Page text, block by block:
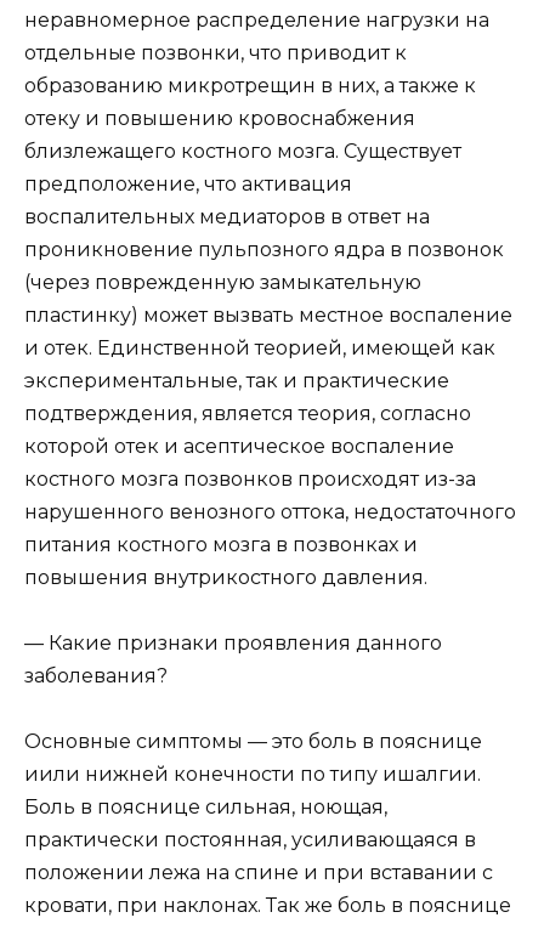
неравномерное распределение нагрузки на
отдельные позвонки, что приводит к
образованию микротрещин в них, а также к
отеку и повышению кровоснабжения
близлежащего костного мозга. Существует
предположение, что активация
воспалительных медиаторов в ответ на
проникновение пульпозного ядра в позвонок
(через поврежденную замыкательную
пластинку) может вызвать местное воспаление
и отек. Единственной теорией, имеющей как
экспериментальные, так и практические
подтверждения, является теория, согласно
которой отек и асептическое воспаление
костного мозга позвонков происходят из-за
нарушенного венозного оттока, недостаточного
питания костного мозга в позвонках и
повышения внутрикостного давления.
— Какие признаки проявления данного
заболевания?
Основные симптомы — это боль в пояснице
иили нижней конечности по типу ишалгии.
Боль в пояснице сильная, ноющая,
практически постоянная, усиливающаяся в
положении лежа на спине и при вставании с
кровати, при наклонах. Так же боль в пояснице